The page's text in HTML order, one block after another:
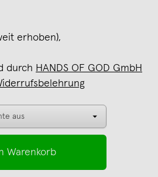
erhoben),
durch HANDS OF GOD GmbH
Warenkorb